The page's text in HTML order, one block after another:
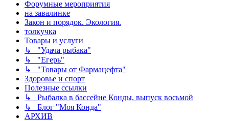
Форумные мероприятия
на завалинке
Закон и порядок. Экология.
толкучка
Товары и услуги
↳ "Удача рыбака"
↳ "Егерь"
↳ "Товары от Фармацефта"
Здоровье и спорт
Полезные ссылки
↳ Рыбалка в бассейне Конды, выпуск восьмой
↳ Блог "Моя Конда"
АРХИВ